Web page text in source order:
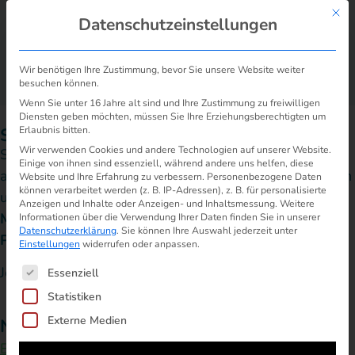
Strogon Erfahrungen: viele Probleme
Strogon hat einen Teil seiner Kunden in E-Mails
angekündigt, Preise und Abschläge massiv zu erhöhen
und die Versorgung vorzeitig einzustellen.
Mit den Hinweisen auf dieser Seite lösen Sie Ihr
Problem.
Jetzt gegen Strogon
Navigation:
Erfahrungen
Mit
Datenschutzeinstellungen
Wir benötigen Ihre Zustimmung, bevor Sie unsere Website weiter
besuchen können.
Wenn Sie unter 16 Jahre alt sind und Ihre Zustimmung zu freiwilligen
Diensten geben möchten, müssen Sie Ihre Erziehungsberechtigten um
Erlaubnis bitten.
Wir verwenden Cookies und andere Technologien auf unserer Website.
Einige von ihnen sind essenziell, während andere uns helfen, diese
Website und Ihre Erfahrung zu verbessern. Personenbezogene Daten
können verarbeitet werden (z. B. IP-Adressen), z. B. für personalisierte
Anzeigen und Inhalte oder Anzeigen- und Inhaltsmessung. Weitere
Informationen über die Verwendung Ihrer Daten finden Sie in unserer
Datenschutzerklärung. Sie können Ihre Auswahl jederzeit unter
Einstellungen widerrufen oder anpassen.
Es folgt eine Liste der Service-Gruppen, für die
Essenziell
Statistiken
Externe Medien